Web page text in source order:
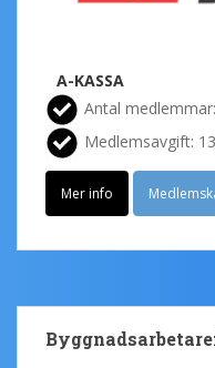
A-KASSA
Antal
Medlemsavgift:
Mer info